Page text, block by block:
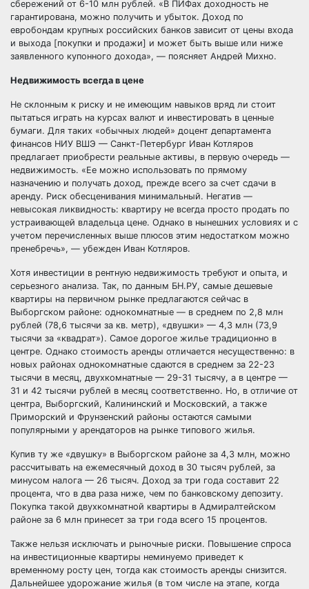
сбережений от 6-10 млн рублей. «В ПИФах доходность не
гарантирована, можно получить и убыток. Доход по
евробондам крупных российских банков зависит от цены входа
и выхода [покупки и продажи] и может быть выше или ниже
заявленного купонного дохода», — поясняет Андрей Михно.
Недвижимость всегда в цене
Не склонным к риску и не имеющим навыков вряд ли стоит
пытаться играть на курсах валют и инвестировать в ценные
бумаги. Для таких «обычных людей» доцент департамента
финансов НИУ ВШЭ — Санкт-Петербург Иван Котляров
предлагает приобрести реальные активы, в первую очередь —
недвижимость. «Ее можно использовать по прямому
назначению и получать доход, прежде всего за счет сдачи в
аренду. Риск обесценивания минимальный. Негатив —
невысокая ликвидность: квартиру не всегда просто продать по
устраивающей владельца цене. Однако в нынешних условиях и с
учетом перечисленных выше плюсов этим недостатком можно
пренебречь», — убежден Иван Котляров.
Хотя инвестиции в рентную недвижимость требуют и опыта, и
серьезного анализа. Так, по данным БН.РУ, самые дешевые
квартиры на первичном рынке предлагаются сейчас в
Выборгском районе: однокомнатные — в среднем по 2,8 млн
рублей (78,6 тысячи за кв. метр), «двушки» — 4,3 млн (73,9
тысячи за «квадрат»). Самое дорогое жилье традиционно в
центре. Однако стоимость аренды отличается несущественно: в
новых районах однокомнатные сдаются в среднем за 22-23
тысячи в месяц, двухкомнатные — 29-31 тысячу, а в центре —
31 и 42 тысячи рублей в месяц соответственно. Но, в отличие от
центра, Выборгский, Калининский и Московский, а также
Приморский и Фрунзенский районы остаются самыми
популярными у арендаторов на рынке типового жилья.
Купив ту же «двушку» в Выборгском районе за 4,3 млн, можно
рассчитывать на ежемесячный доход в 30 тысяч рублей, за
минусом налога — 26 тысяч. Доход за три года составит 22
процента, что в два раза ниже, чем по банковскому депозиту.
Покупка такой двухкомнатной квартиры в Адмиралтейском
районе за 6 млн принесет за три года всего 15 процентов.
Также нельзя исключать и рыночные риски. Повышение спроса
на инвестиционные квартиры неминуемо приведет к
временному росту цен, тогда как стоимость аренды снизится.
Дальнейшее удорожание жилья (в том числе на этапе, когда